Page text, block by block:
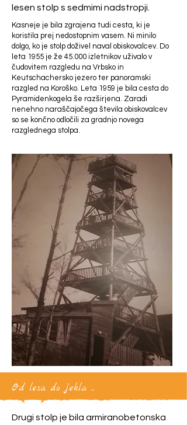
lesen stolp s sedmimi nadstropji.
Kasneje je bila zgrajena tudi cesta, ki je
koristila prej nedostopnim vasem. Ni minilo
dolgo, ko je stolp doživel naval obiskovalcev. Do
leta 1955 je že 45.000 izletnikov uživalo v
čudovitem razgledu na Vrbsko in
Keutschachersko jezero ter panoramski
razgled na Koroško. Leta 1959 je bila cesta do
Pyramidenkogela še razširjena. Zaradi
nenehno naraščajočega števila obiskovalcev
so se končno odločili za gradnjo novega
razglednega stolpa.
Od lesa do jekla ...
Drugi stolp je bila armiranobetonska